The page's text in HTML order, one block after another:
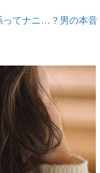
ってナニ…？男の本音